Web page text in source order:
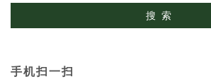
手机扫一扫